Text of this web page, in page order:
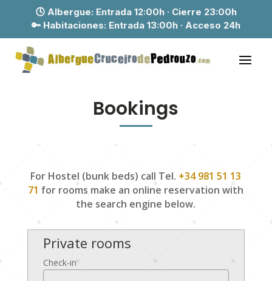
🕓 Albergue: Entrada 12:00h · Cierre 23:00h
🔑 Habitaciones: Entrada 13:00h · Acceso 24h
Bookings
For Hostel (bunk beds) call Tel. +34 981 51 13
71 for rooms make an online reservation with
the search engine below.
Private rooms
Check-in